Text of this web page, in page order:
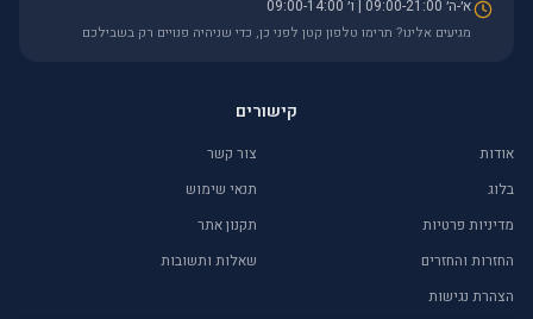
א׳-ה׳ 09:00-21:00 | ו׳ 09:00-14:00
מגיעים אלינו? תרימו טלפון קטן לפני כן, כדי שניהיה פנויים רק בשבילכם
קישורים
אודות
צור קשר
בלוג
תנאי שימוש
מדיניות פרטיות
תקנון אתר
החזרות והחזרים
שאלות ותשובות
הצהרת נגישות